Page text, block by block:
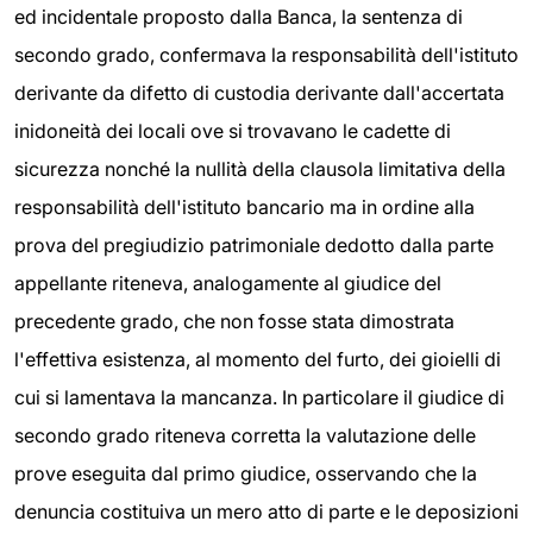
ed incidentale proposto dalla Banca, la sentenza di
secondo grado, confermava la responsabilità dell'istituto
derivante da difetto di custodia derivante dall'accertata
inidoneità dei locali ove si trovavano le cadette di
sicurezza nonché la nullità della clausola limitativa della
responsabilità dell'istituto bancario ma in ordine alla
prova del pregiudizio patrimoniale dedotto dalla parte
appellante riteneva, analogamente al giudice del
precedente grado, che non fosse stata dimostrata
l'effettiva esistenza, al momento del furto, dei gioielli di
cui si lamentava la mancanza. In particolare il giudice di
secondo grado riteneva corretta la valutazione delle
prove eseguita dal primo giudice, osservando che la
denuncia costituiva un mero atto di parte e le deposizioni